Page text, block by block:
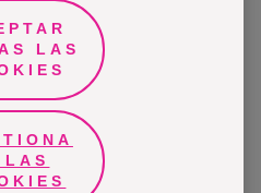
el bienestar en beneficio de
clientes y la sociedad en
150 países bajo las
y Tork, así como otras marcas
Knix, Leukoplast, Libero, Libresse,
Tempo, TOM Organic y Zewa. En
13 mil millones de
La sede de la compañía está
cotiza en Nasdaq Estocolmo.
.
LAS
LAS